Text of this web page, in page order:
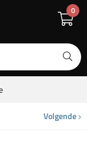
0
Volgende